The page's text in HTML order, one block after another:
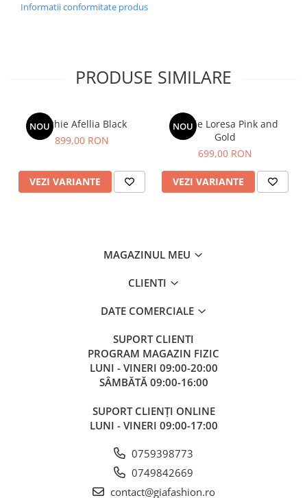
Informatii conformitate produs
PRODUSE SIMILARE
NOU
Rochie Afellia Black
899,00 RON
VEZI VARIANTE
NOU
Rochie Loresa Pink and
Gold
699,00 RON
VEZI VARIANTE
MAGAZINUL MEU
CLIENTI
DATE COMERCIALE
SUPORT CLIENTI
PROGRAM MAGAZIN FIZIC
LUNI - VINERI 09:00-20:00
SÂMBĂTĂ 09:00-16:00
SUPORT CLIENȚI ONLINE
LUNI - VINERI 09:00-17:00
0759398773
0749842669
contact@giafashion.ro